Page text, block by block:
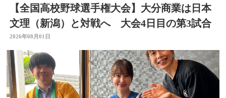
【全国高校野球選手権大会】大分商業は日本
文理（新潟）と対戦へ 大会4日目の第3試合
2026年08月01日